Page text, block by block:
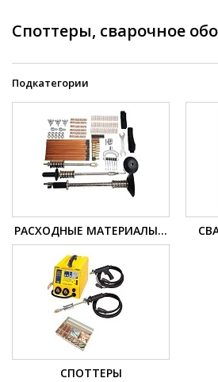
Споттеры, сварочное
Подкатегории
РАСХОДНЫЕ МАТЕРИАЛЫ...
СПОТТЕРЫ